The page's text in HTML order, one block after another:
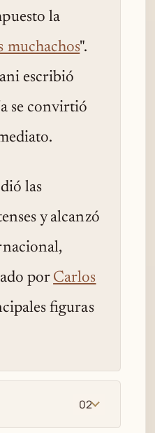
la
muchachos".
escribió
se convirtió
las
y alcanzó
por Carlos
figuras
02